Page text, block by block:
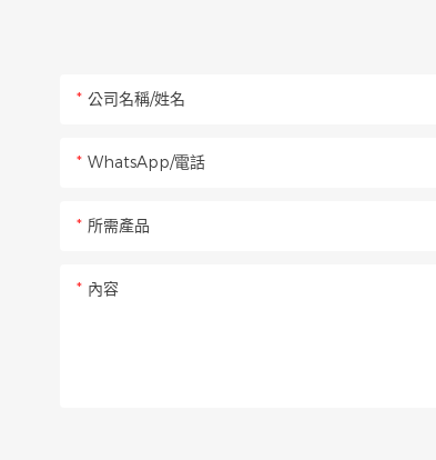
公司名稱/姓名
WhatsApp/電話
所需產品
內容